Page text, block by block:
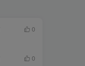
0
0